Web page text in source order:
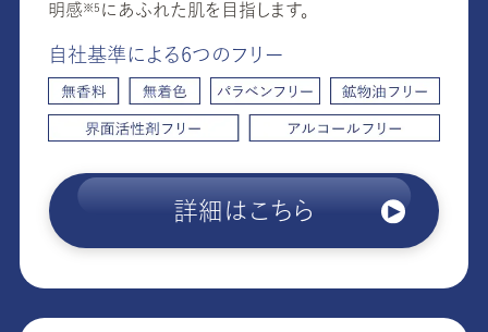
明感※5 にあふれた肌を目指します。
自社基準による6つのフリー
詳細はこちら